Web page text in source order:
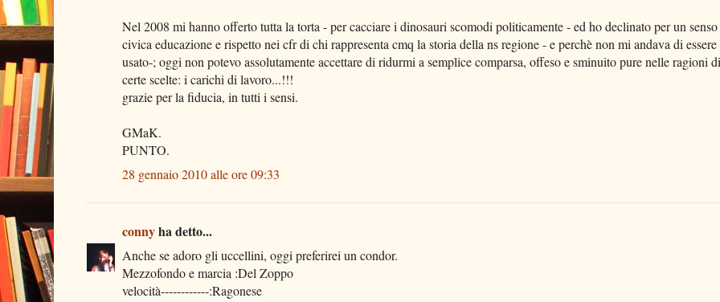
Nel 2008 mi hanno offerto tutta la torta - per cacciare i dinosauri scomodi politicamente - ed ho declinato per un
civica educazione e rispetto nei cfr di chi rappresenta cmq la storia della ns regione - e perchè non mi andava di essere
usato-; oggi non potevo assolutamente accettare di ridurmi a semplice comparsa, offeso e sminuito pure nelle ragioni di
certe scelte: i carichi di lavoro...!!!
grazie per la fiducia, in tutti i sensi.
GMaK.
PUNTO.
28 gennaio 2010 alle ore 09:33
connyha detto...
Anche se adoro gli uccellini, oggi preferirei un condor.
Mezzofondo e marcia :Del Zoppo
velocità------------:Ragonese